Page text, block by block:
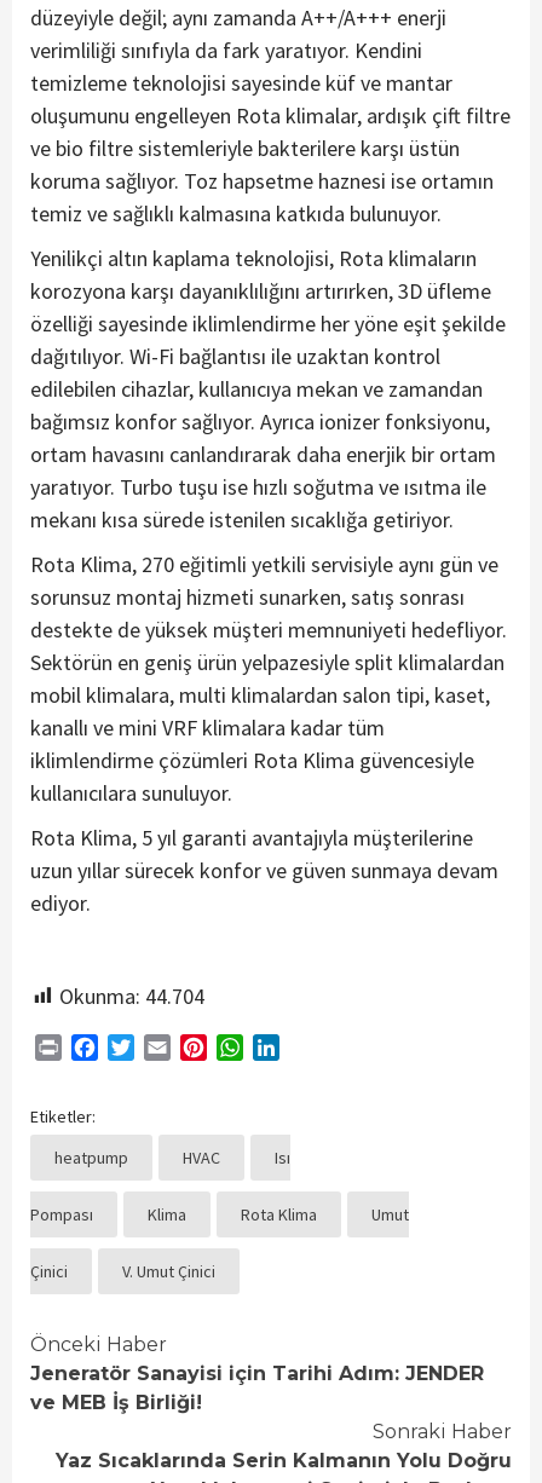
düzeyiyle değil; aynı zamanda A++/A+++ enerji
verimliliği sınıfıyla da fark yaratıyor. Kendini
temizleme teknolojisi sayesinde küf ve mantar
oluşumunu engelleyen Rota klimalar, ardışık çift filtre
ve bio filtre sistemleriyle bakterilere karşı üstün
koruma sağlıyor. Toz hapsetme haznesi ise ortamın
temiz ve sağlıklı kalmasına katkıda bulunuyor.
Yenilikçi altın kaplama teknolojisi, Rota klimaların
korozyona karşı dayanıklılığını artırırken, 3D üfleme
özelliği sayesinde iklimlendirme her yöne eşit şekilde
dağıtılıyor. Wi-Fi bağlantısı ile uzaktan kontrol
edilebilen cihazlar, kullanıcıya mekan ve zamandan
bağımsız konfor sağlıyor. Ayrıca ionizer fonksiyonu,
ortam havasını canlandırarak daha enerjik bir ortam
yaratıyor. Turbo tuşu ise hızlı soğutma ve ısıtma ile
mekanı kısa sürede istenilen sıcaklığa getiriyor.
Rota Klima, 270 eğitimli yetkili servisiyle aynı gün ve
sorunsuz montaj hizmeti sunarken, satış sonrası
destekte de yüksek müşteri memnuniyeti hedefliyor.
Sektörün en geniş ürün yelpazesiyle split klimalardan
mobil klimalara, multi klimalardan salon tipi, kaset,
kanallı ve mini VRF klimalara kadar tüm
iklimlendirme çözümleri Rota Klima güvencesiyle
kullanıcılara sunuluyor.
Rota Klima, 5 yıl garanti avantajıyla müşterilerine
uzun yıllar sürecek konfor ve güven sunmaya devam
ediyor.
Okunma: 44.704
Print FacebookTwitterEmail PinterestWhatsApp
Etiketler:
heatpump
HVAC Isı
Pompası Klima Rota Klima Umut
Çinici V. Umut Çinici
Continue
Reading
Önceki Haber
Jeneratör Sanayisi için Tarihi Adım: JENDER
ve MEB İş Birliği!
Sonraki Haber
Yaz Sıcaklarında Serin Kalmanın Yolu Doğru